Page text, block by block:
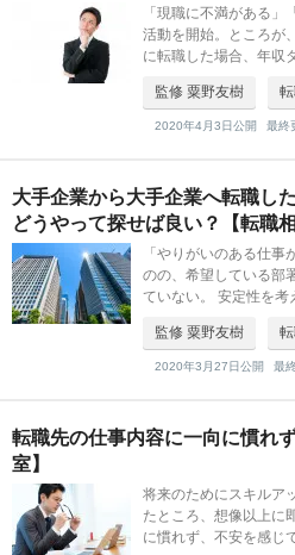
「現職に不満がある
活動を開始。ところが
に転職した場合、年収
そんなお悩みに対し、
監修 粟野友樹
2020年4月3日公開 最終
大手企業から大手企業へ転職し
どうやって探せば良い？【転職相
「やりがいのある仕
のの、希望している部
ていない。 安定性を考
ご相談に、キャリア形
監修 粟野友樹
2020年3月27日公開 最
転職先の仕事内容に一向に慣れ
室】
将来のためにスキルア
たところ、想像以上に
に慣れず、不安を感じ